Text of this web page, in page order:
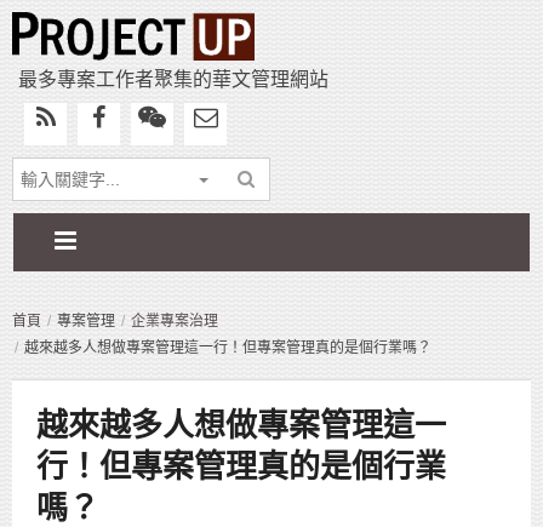
最多專案工作者聚集的華文管理網站
首頁 專案管理
企業專案治理
越來越多人想做專案管理這一行！但專案管理真的是個行業嗎？
越來越多人想做專案管理這一
行！但專案管理真的是個行業
嗎？